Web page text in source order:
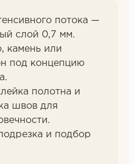
потока —
слой 0,7 мм.
камень или
под концепцию
полотна и
швов для
и подбор